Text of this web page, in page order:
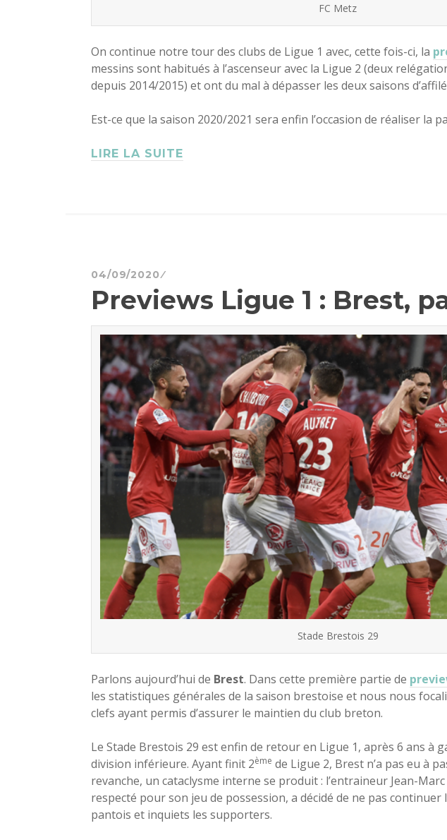
FC Metz
On continue notre tour des clubs de Ligue 1 avec, cette fois-ci, la
messins sont habitués à l’ascenseur avec la Ligue 2 (deux
depuis 2014/2015) et ont du mal à dépasser les deux saisons
Est-ce que la saison 2020/2021 sera enfin l’occasion de réaliser la
LIRE LA SUITE
04/09/2020
Previews Ligue 1 : Brest,
Stade Brestois 29
Parlons aujourd’hui de Brest. Dans cette première partie de
les statistiques générales de la saison brestoise et nous nous
clefs ayant permis d’assurer le maintien du club breton.
Le Stade Brestois 29 est enfin de retour en Ligue 1, après 6 ans à
division inférieure. Ayant finit 2ème de Ligue 2, Brest n’a pas eu à
revanche, un cataclysme interne se produit : l’entraineur Jean-
respecté pour son jeu de possession, a décidé de ne pas continuer
pantois et inquiets les supporters.